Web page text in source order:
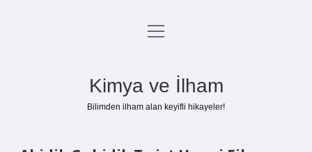
Anasayfa
menüyü
Kimya ve İlham
Bilimden ilham alan keyifli hikayeler!